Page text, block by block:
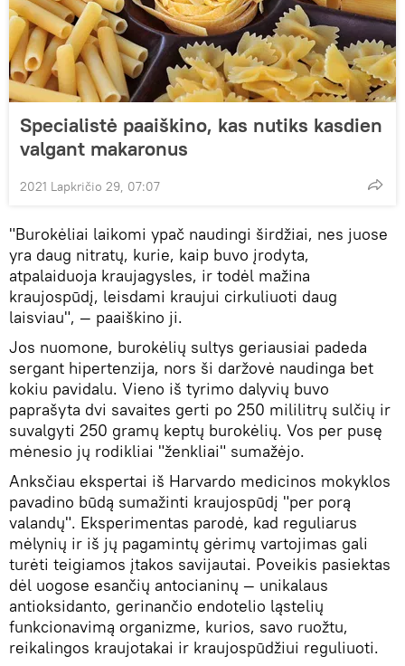
Specialistė paaiškino, kas nutiks kasdien
valgant makaronus
2021 Lapkričio 29, 07:07
"Burokėliai laikomi ypač naudingi širdžiai, nes juose
yra daug nitratų, kurie, kaip buvo įrodyta,
atpalaiduoja kraujagysles, ir todėl mažina
kraujospūdį, leisdami kraujui cirkuliuoti daug
laisviau", — paaiškino ji.
Jos nuomone, burokėlių sultys geriausiai padeda
sergant hipertenzija, nors ši daržovė naudinga bet
kokiu pavidalu. Vieno iš tyrimo dalyvių buvo
paprašyta dvi savaites gerti po 250 mililitrų sulčių ir
suvalgyti 250 gramų keptų burokėlių. Vos per pusę
mėnesio jų rodikliai "ženkliai" sumažėjo.
Anksčiau ekspertai iš Harvardo medicinos mokyklos
pavadino būdą sumažinti kraujospūdį "per porą
valandų". Eksperimentas parodė, kad reguliarus
mėlynių ir iš jų pagamintų gėrimų vartojimas gali
turėti teigiamos įtakos savijautai. Poveikis pasiektas
dėl uogose esančių antocianinų — unikalaus
antioksidanto, gerinančio endotelio ląstelių
funkcionavimą organizme, kurios, savo ruožtu,
reikalingos kraujotakai ir kraujospūdžiui reguliuoti.